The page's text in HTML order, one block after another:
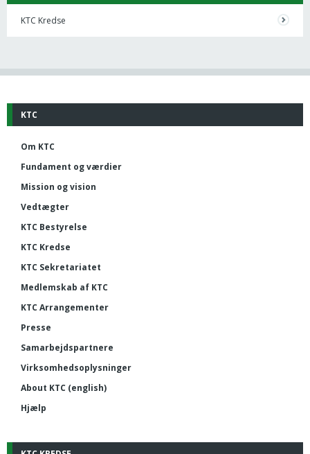
KTC Kredse
KTC
Om KTC
Fundament og værdier
Mission og vision
Vedtægter
KTC Bestyrelse
KTC Kredse
KTC Sekretariatet
Medlemskab af KTC
KTC Arrangementer
Presse
Samarbejdspartnere
Virksomhedsoplysninger
About KTC (english)
Hjælp